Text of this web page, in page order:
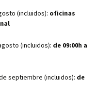
(incluidos): oficinas
(incluidos): de 09:00h a
septiembre (incluidos): de